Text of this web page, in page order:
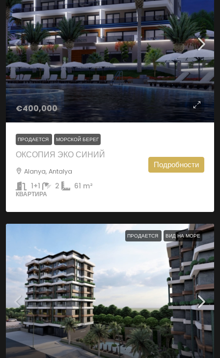
€400,000
ПРОДАЕТСЯ МОРСКОЙ БЕРЕГ
ОКСОПИЯ ЭКО СИНИЙ
Alanya, Antalya
1+1 2 61 m²
КВАРТИРА
Подробности
ПРОДАЕТСЯ ВИД НА МОРЕ